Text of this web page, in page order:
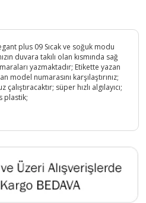
plus 09 Sıcak ve soğuk modu
duvara takılı olan kısmında sağ
yazmaktadır; Etikette yazan
model numarasını karşılaştırınız;
çalıştıracaktır; süper hızlı algılayıcı;
plastik;